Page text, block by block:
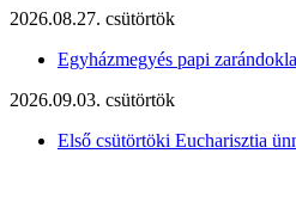
2026.08.27. csütörtök
Egyházmegyés papi
2026.09.03. csütörtök
Első csütörtöki Eucharisztia